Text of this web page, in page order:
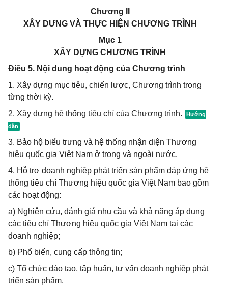
Chương II
XÂY DƯNG VÀ THỰC HIỆN CHƯƠNG TRÌNH
Mục 1
XÂY DỰNG CHƯƠNG TRÌNH
Điều 5. Nội dung hoạt động của Chương trình
1. Xây dựng mục tiêu, chiến lược, Chương trình trong
từng thời kỳ.
2. Xây dựng hệ thống tiêu chí của Chương trình.
3. Bảo hộ biểu trưng và hệ thống nhận diện Thương
hiệu quốc gia Việt Nam ở trong và ngoài nước.
4. Hỗ trợ doanh nghiệp phát triển sản phẩm đáp ứng hệ
thống tiêu chí Thương hiệu quốc gia Việt Nam bao gồm
các hoạt động:
a) Nghiên cứu, đánh giá nhu cầu và khả năng áp dụng
các tiêu chí Thương hiệu quốc gia Việt Nam tại các
doanh nghiệp;
b) Phổ biến, cung cấp thông tin;
c) Tổ chức đào tạo, tập huấn, tư vấn doanh nghiệp phát
triển sản phẩm.